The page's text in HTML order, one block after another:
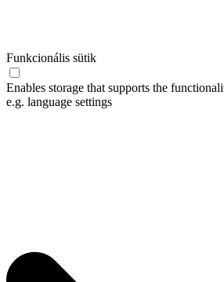
Funkcionális sütik
Enables storage that supports the
e.g. language settings